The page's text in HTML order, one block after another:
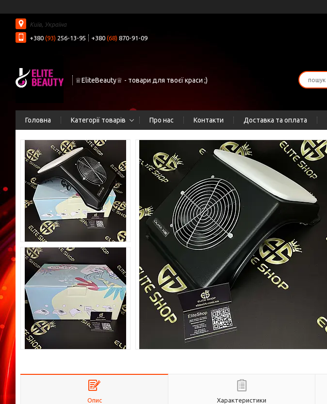
Київ, Україна
+380 (93) 256-13-95 +380 (68) 870-91-09
♕EliteBeauty♕ - товари для твоєї краси ;)
Головна Категорії товарів Про нас Контакти Доставка та оплата
Опис Характеристики